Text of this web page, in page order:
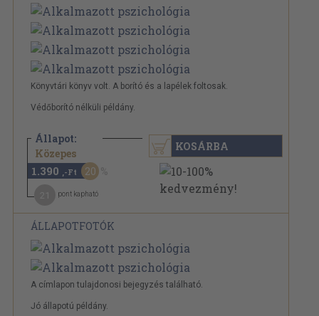
Könyvtári könyv volt. A borító és a lapélek foltosak.
Védőborító nélküli példány.
Állapot:
Közepes
1.740 Ft
1.390 ,-Ft 20
pont kapható
KOSÁRBA
ÁLLAPOTFOTÓK
A címlapon tulajdonosi bejegyzés található.
Jó állapotú példány.